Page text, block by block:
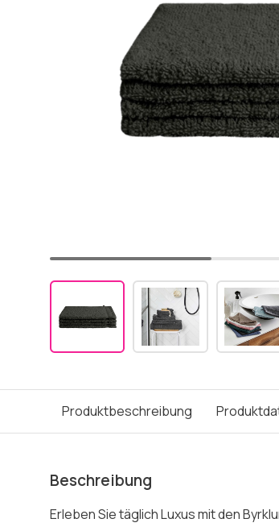
Produktbeschreibung
Beschreibung
Erleben Sie täglich Luxus mit den